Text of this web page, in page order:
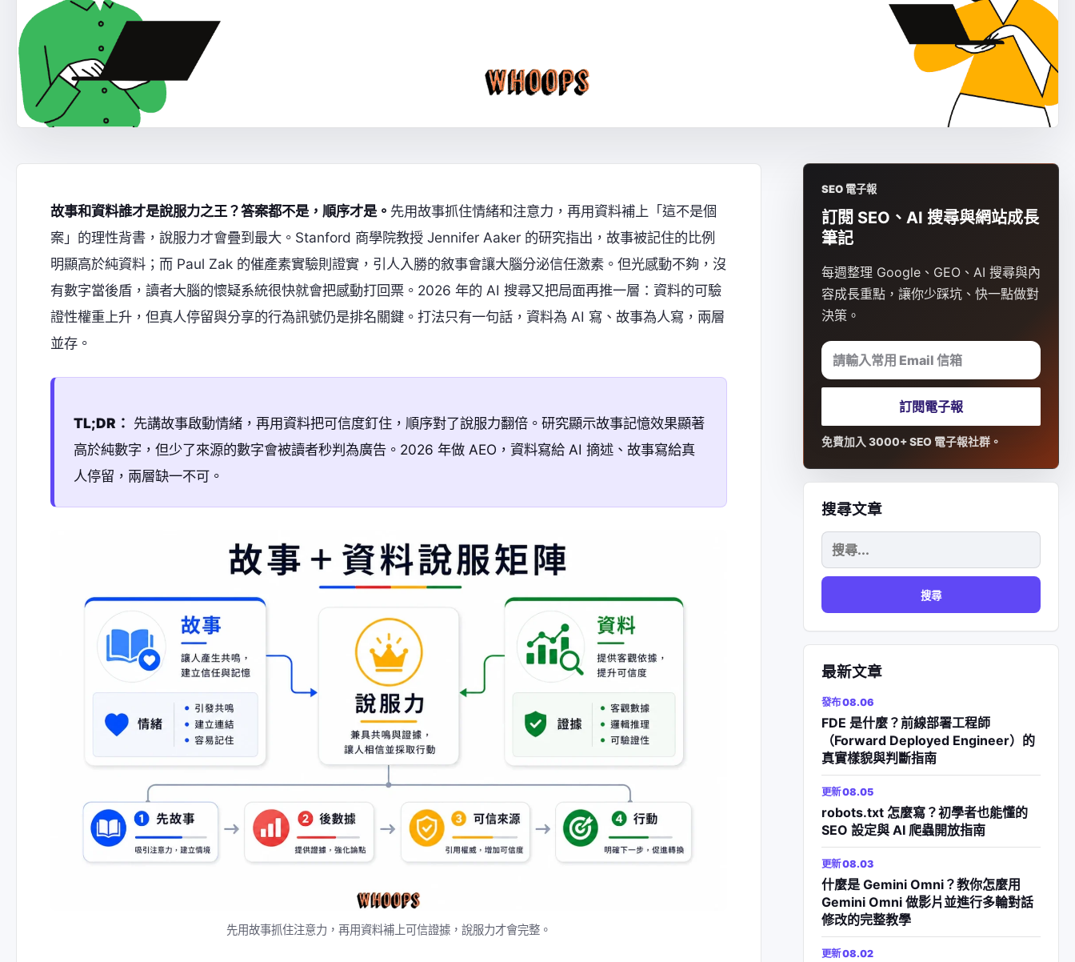
故事和資料誰才是說服力之王？答案都不是，順序才是。 先用故事抓住情緒和注意力，再用資料補上「這不是個
案」的理性背書，說服力才會疊到最大。Stanford 商學院教授 Jennifer Aaker 的研究指出，故事被記住的比例
明顯高於純資料；而 Paul Zak 的催產素實驗則證實，引人入勝的敘事會讓大腦分泌信任激素。但光感動不夠，沒
有數字當後盾，讀者大腦的懷疑系統很快就會把感動打回票。2026 年的 AI 搜尋又把局面再推一層：資料的可驗
證性權重上升，但真人停留與分享的行為訊號仍是排名關鍵。打法只有一句話，資料為 AI 寫、故事為人寫，兩層
並存。
TL;DR： 先講故事啟動情緒，再用資料把可信度釘住，順序對了說服力翻倍。研究顯示故事記憶效果顯著
高於純數字，但少了來源的數字會被讀者秒判為廣告。2026 年做 AEO，資料寫給 AI 摘述、故事寫給真
人停留，兩層缺一不可。
先用故事抓住注意力，再用資料補上可信證據，說服力才會完整。
SEO 電子報
訂閱 SEO、AI 搜尋與網站成長
筆記
每週整理 Google、GEO、AI 搜尋與內
容成長重點，讓你少踩坑、快一點做對
決策。
請輸入常用 Email 信箱
訂閱電子報
免費加入 3000+ SEO 電子報社群。
搜尋文章
尋
關
鍵
字:
最新文章
發布 08.06
FDE 是什麼？前線部署工程師
（Forward Deployed Engineer）的
真實樣貌與判斷指南
更新 08.05
robots.txt 怎麼寫？初學者也能懂的
SEO 設定與 AI 爬蟲開放指南
更新 08.03
什麼是 Gemini Omni？教你怎麼用
Gemini Omni 做影片並進行多輪對話
修改的完整教學
更新 08.02